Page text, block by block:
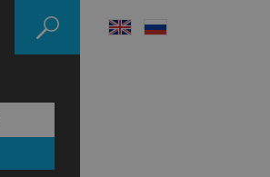
LANGUAGE